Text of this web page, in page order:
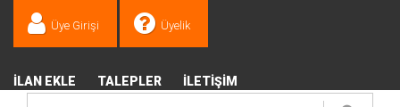
Üye Girişi Üyelik
İLAN EKLE TALEPLER İLETIŞIM